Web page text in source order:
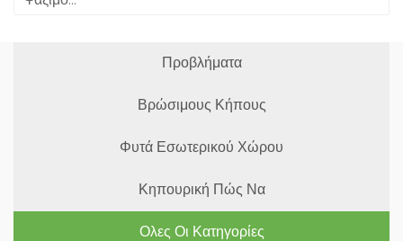
Προβλήματα
Βρώσιμους Κήπους
Φυτά Εσωτερικού Χώρου
Κηπουρική Πώς Να
Ολες Οι Κατηγορίες